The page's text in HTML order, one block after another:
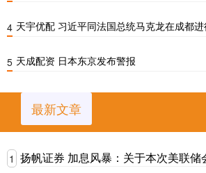
4 天宇优配 习近平同法国总统马克龙在成都
5 天成配资 日本东京发布警报
最新文章
1 扬帆证券 加息风暴：关于本次美联储